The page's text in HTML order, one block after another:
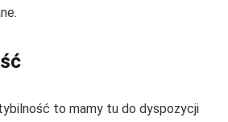
to mamy tu do dyspozycji